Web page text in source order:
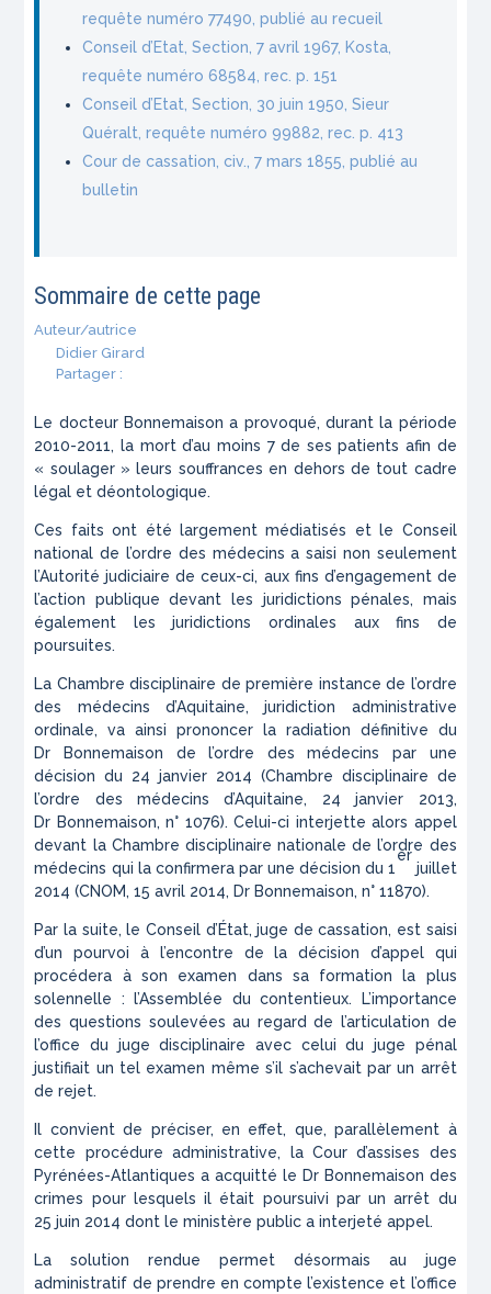
requête numéro 77490, publié au recueil
Conseil d’Etat, Section, 7 avril 1967, Kosta,
requête numéro 68584, rec. p. 151
Conseil d’Etat, Section, 30 juin 1950, Sieur
Quéralt, requête numéro 99882, rec. p. 413
Cour de cassation, civ., 7 mars 1855, publié au
bulletin
Sommaire de cette page
Auteur/autrice
Didier Girard
Partager :
Le docteur Bonnemaison a provoqué, durant la période
2010-2011, la mort d’au moins 7 de ses patients afin de
« soulager » leurs souffrances en dehors de tout cadre
légal et déontologique.
Ces faits ont été largement médiatisés et le Conseil
national de l’ordre des médecins a saisi non seulement
l’Autorité judiciaire de ceux-ci, aux fins d’engagement de
l’action publique devant les juridictions pénales, mais
également les juridictions ordinales aux fins de
poursuites.
La Chambre disciplinaire de première instance de l’ordre
des médecins d’Aquitaine, juridiction administrative
ordinale, va ainsi prononcer la radiation définitive du
Dr Bonnemaison de l’ordre des médecins par une
décision du 24 janvier 2014 (Chambre disciplinaire de
l’ordre des médecins d’Aquitaine, 24 janvier 2013,
Dr Bonnemaison, n° 1076). Celui-ci interjette alors appel
devant la Chambre disciplinaire nationale de l’ordre des
médecins qui la confirmera par une décision du 1
er
juillet
2014 (CNOM, 15 avril 2014, Dr Bonnemaison, n° 11870).
Par la suite, le Conseil d’État, juge de cassation, est saisi
d’un pourvoi à l’encontre de la décision d’appel qui
procédera à son examen dans sa formation la plus
solennelle : l’Assemblée du contentieux. L’importance
des questions soulevées au regard de l’articulation de
l’office du juge disciplinaire avec celui du juge pénal
justifiait un tel examen même s’il s’achevait par un arrêt
de rejet.
Il convient de préciser, en effet, que, parallèlement à
cette procédure administrative, la Cour d’assises des
Pyrénées-Atlantiques a acquitté le Dr Bonnemaison des
crimes pour lesquels il était poursuivi par un arrêt du
25 juin 2014 dont le ministère public a interjeté appel.
La solution rendue permet désormais au juge
administratif de prendre en compte l’existence et l’office